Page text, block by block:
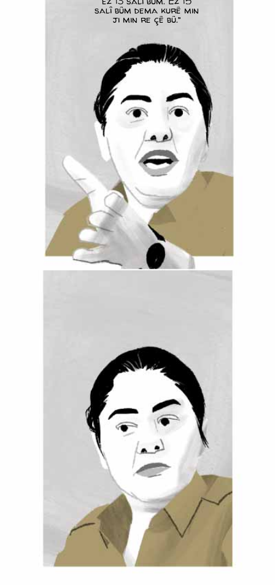
salî bûm dema kurê min
ji min re çê bû.”